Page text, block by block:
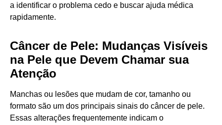
a identificar o problema cedo e buscar ajuda médica
rapidamente.
Câncer de Pele: Mudanças Visíveis
na Pele que Devem Chamar sua
Atenção
Manchas ou lesões que mudam de cor, tamanho ou
formato são um dos principais sinais do câncer de pele.
Essas alterações frequentemente indicam o